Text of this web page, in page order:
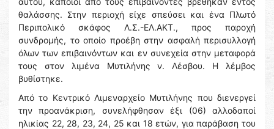
θαλάσσης. Στην περιοχή είχε σπεύσει και ένα Πλωτό
Περιπολικό σκάφος Λ.Σ.-ΕΛ.ΑΚΤ., προς παροχή
συνδρομής, το οποίο προέβη στην ασφαλή περισυλλογή
όλων των επιβαινόντων και εν συνεχεία στην μεταφορά
τους στον λιμένα Μυτιλήνης ν. Λέσβου. Η λέμβος
βυθίστηκε.
Από το Κεντρικό Λιμεναρχείο Μυτιλήνης που διενεργεί
την προανάκριση, συνελήφθησαν έξι (06) αλλοδαποί
ηλικίας 22, 28, 23, 24, 25 και 18 ετών, για παράβαση του